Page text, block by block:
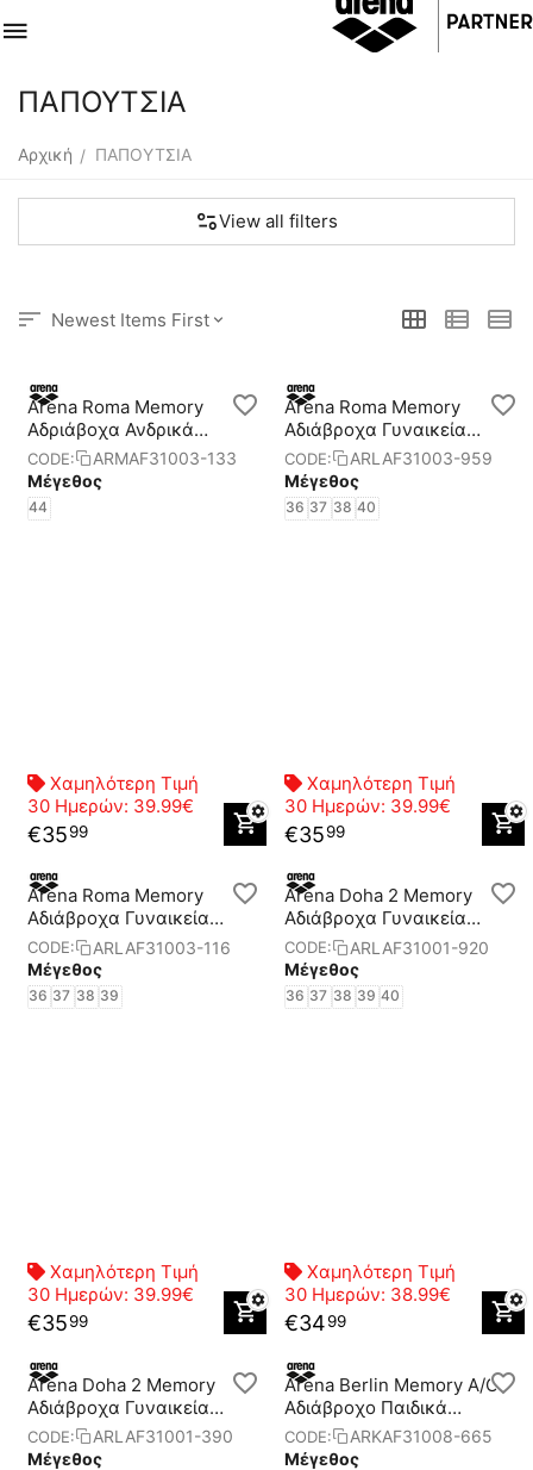
ΠΑΠΟΥΤΣΙΑ
Αρχική / ΠΑΠΟΥΤΣΙΑ
View all filters
Newest Items First
Arena Roma Memory
Αδριάβοχα Ανδρικά
Παπούτσια
CODE:
ARMAF31003-133
Μέγεθος
44
Χαμηλότερη Τιμή
30 Ημερών: 39.99€
€3599
Arena Roma Memory
Αδιάβροχα Γυναικεία
Παπούτσια
CODE:
ARLAF31003-959
Μέγεθος
36 37 38 40
Χαμηλότερη Τιμή
30 Ημερών: 39.99€
€3599
Arena Roma Memory
Αδιάβροχα Γυναικεία
Παπούτσια
CODE:
ARLAF31003-116
Μέγεθος
36 37 38 39
Χαμηλότερη Τιμή
30 Ημερών: 39.99€
€3599
Arena Doha 2 Memory
Αδιάβροχα Γυναικεία
Παπούτσια
CODE:
ARLAF31001-920
Μέγεθος
36 37 38 39 40
Χαμηλότερη Τιμή
30 Ημερών: 38.99€
€3499
Arena Doha 2 Memory
Αδιάβροχα Γυναικεία
Παπούτσια
CODE:
ARLAF31001-390
Μέγεθος
Arena Berlin Memory A/C
Aδιάβροχο Παιδικά
Παπούτσια
CODE:
ARKAF31008-665
Μέγεθος